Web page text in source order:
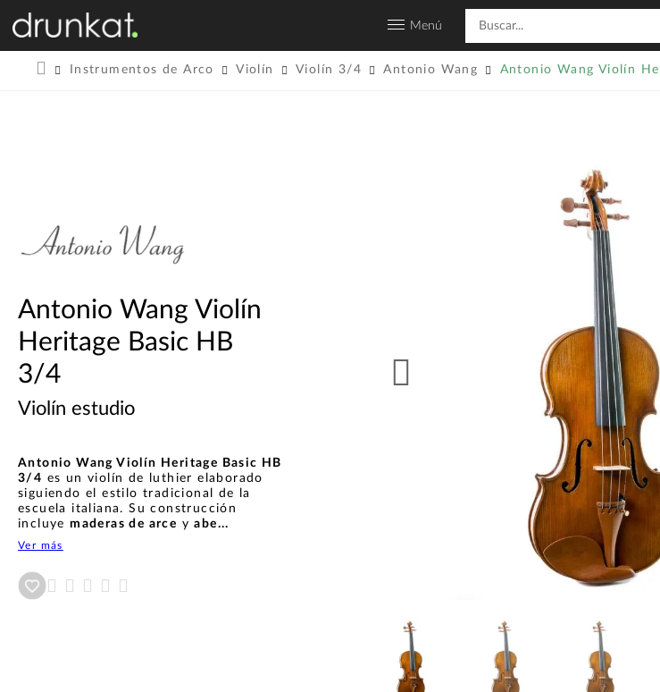
Menú
Instrumentos de Arco Violín Violín 3/4 Antonio Wang Antonio Wang Violín
Antonio Wang Violín
Heritage Basic HB
3/4
Violín estudio
Antonio Wang Violín Heritage Basic HB
3/4 es un violín de luthier elaborado
siguiendo el estilo tradicional de la
escuela italiana. Su construcción
incluyemaderas de arce yabe...
Ver más